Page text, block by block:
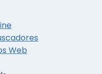
Web